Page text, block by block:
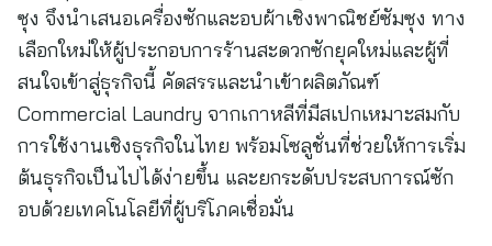
ซุง จึงนำเสนอเครื่องซักและอบผ้าเชิงพาณิชย์ซัมซุง ทาง
เลือกใหม่ให้ผู้ประกอบการร้านสะดวกซักยุคใหม่และผู้ที่
สนใจเข้าสู่ธุรกิจนี้ คัดสรรและนำเข้าผลิตภัณฑ์
Commercial Laundry จากเกาหลีที่มีสเปกเหมาะสมกับ
การใช้งานเชิงธุรกิจในไทย พร้อมโซลูชั่นที่ช่วยให้การเริ่ม
ต้นธุรกิจเป็นไปได้ง่ายขึ้น และยกระดับประสบการณ์ซัก
อบด้วยเทคโนโลยีที่ผู้บริโภคเชื่อมั่น